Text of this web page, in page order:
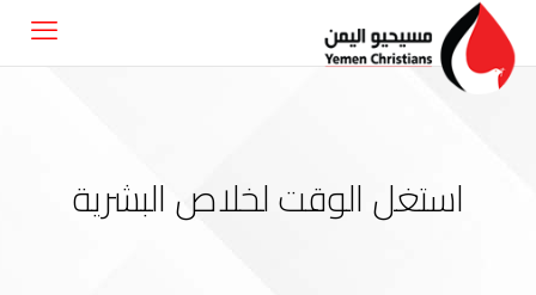
استغل الوقت لخلاص البشرية